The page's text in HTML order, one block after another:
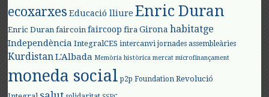
ecoxarxes Educació lliure Enric Duran
Enric Duran faircoin faircoop fira Girona habitatge
Independència IntegralCES intercanvi jornades assembleàries
KurdistanL'Albada Memòria històrica mercat microfinançament
moneda social p2p Foundation Revolució